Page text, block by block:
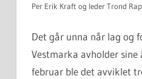
Per Erik Kraft og leder Trond
Det går unna når lag og
Vestmarka avholder sine
februar ble det avviklet